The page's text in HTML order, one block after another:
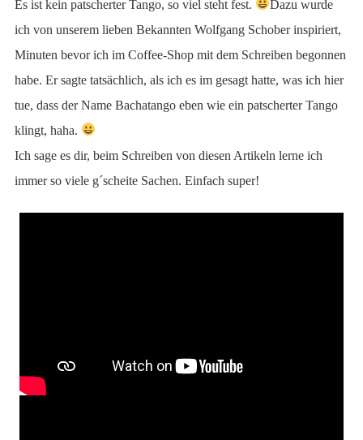
Es ist kein patscherter Tango, so viel steht fest.
Dazu wurde
ich von unserem lieben Bekannten Wolfgang Schober inspiriert,
Minuten bevor ich im Coffee-Shop mit dem Schreiben begonnen
habe. Er sagte tatsächlich, als ich es im gesagt hatte, was ich hier
tue, dass der Name Bachatango eben wie ein patscherter Tango
klingt, haha.
Ich sage es dir, beim Schreiben von diesen Artikeln lerne ich
immer so viele g´scheite Sachen. Einfach super!